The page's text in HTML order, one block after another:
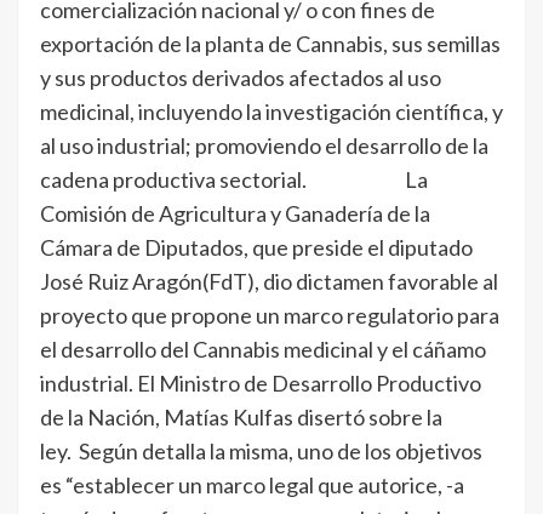
comercialización nacional y/ o con fines de
exportación de la planta de Cannabis, sus semillas
y sus productos derivados afectados al uso
medicinal, incluyendo la investigación científica, y
al uso industrial; promoviendo el desarrollo de la
cadena productiva sectorial. La
Comisión de Agricultura y Ganadería de la
Cámara de Diputados, que preside el diputado
José Ruiz Aragón(FdT), dio dictamen favorable al
proyecto que propone un marco regulatorio para
el desarrollo del Cannabis medicinal y el cáñamo
industrial. El Ministro de Desarrollo Productivo
de la Nación, Matías Kulfas disertó sobre la
ley. Según detalla la misma, uno de los objetivos
es “establecer un marco legal que autorice, -a